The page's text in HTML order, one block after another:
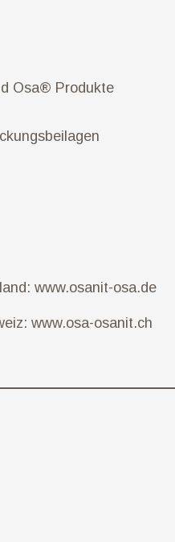
Osa® Produkte
www.osanit-osa.de
www.osa-osanit.ch